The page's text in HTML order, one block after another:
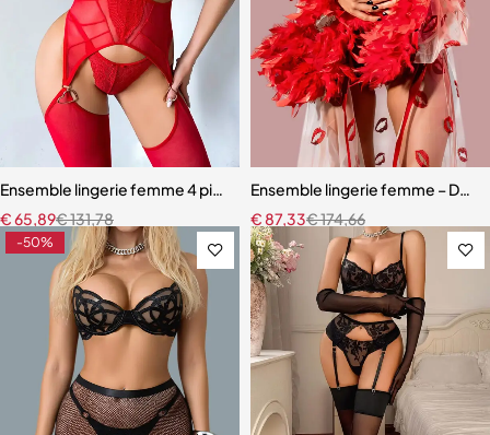
Ensemble lingerie femme 4 pièces – Dentelle rouge avec chaînes
€131,78
€65,89
Ensemble lingerie femme –
€174,66
€ 87,33
-50%